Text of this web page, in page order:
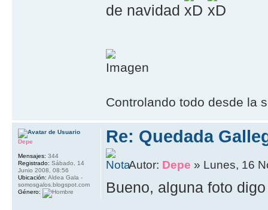
de navidad
Controlando todo desde la
Re: Quedada
Autor: Depe » Lunes, 16
Bueno, alguna foto
Depe
Mensajes: 344
Registrado: Sábado, 14
Junio 2008, 08:56
Ubicación: Aldea Gala -
somosgalos.blogspot.com
Género: